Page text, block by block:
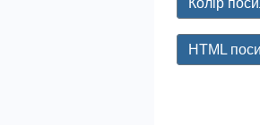
Колір
HTML